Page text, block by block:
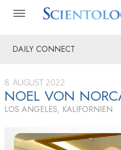
DAILY CONNECT
8. AUGUST 2022
NOEL VON
LOS ANGELES, KALIFORNIEN